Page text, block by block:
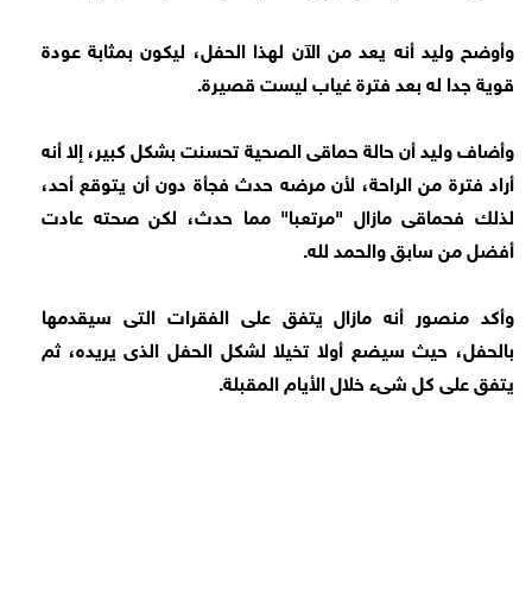
وأوضح وليد أنه يعد من الآن لهذا الحفل، ليكون بمثابة عودة
قوية جدا له بعد فترة غياب ليست قصيرة.
وأضاف وليد أن حالة حماقى الصحية تحسنت بشكل كبير، إلا أنه
أراد فترة من الراحة، لأن مرضه حدث فجأة دون أن يتوقع أحد،
لذلك فحماقى مازال "مرتعبا" مما حدث، لكن صحته عادت
أفضل من سابق والحمد لله.
وأكد منصور أنه مازال يتفق على الفقرات التى سيقدمها
بالحفل، حيث سيضع أولا تخيلا لشكل الحفل الذى يريده، ثم
يتفق على كل شىء خلال الأيام المقبلة.